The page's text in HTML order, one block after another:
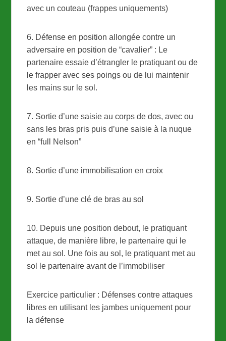
avec un couteau (frappes uniquements)
6. Défense en position allongée contre un
adversaire en position de “cavalier” : Le
partenaire essaie d’étrangler le pratiquant ou de
le frapper avec ses poings ou de lui maintenir
les mains sur le sol.
7. Sortie d’une saisie au corps de dos, avec ou
sans les bras pris puis d’une saisie à la nuque
en “full Nelson”
8. Sortie d’une immobilisation en croix
9. Sortie d’une clé de bras au sol
10. Depuis une position debout, le pratiquant
attaque, de manière libre, le partenaire qui le
met au sol. Une fois au sol, le pratiquant met au
sol le partenaire avant de l’immobiliser
Exercice particulier : Défenses contre attaques
libres en utilisant les jambes uniquement pour
la défense